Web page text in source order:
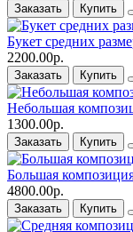
Заказать Купить
Букет средних
2200.00р.
Заказать Купить
Небольшая
1300.00р.
Заказать Купить
Большая
4800.00р.
Заказать Купить